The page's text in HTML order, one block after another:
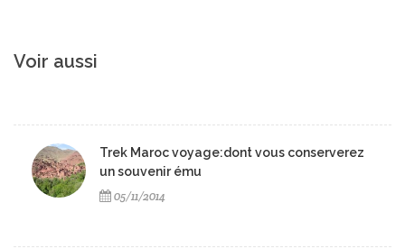
Voir aussi
Trek Maroc voyage:dont vous conserverez
un souvenir ému
05/11/2014